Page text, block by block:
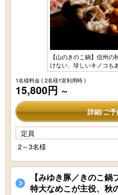
【山のきのこ鍋】信州
けない、珍しいキノコも
1名様料金( 2名様1室利用時 )
15,800円 ～
詳細/ご
定員
2～3名様
【みゆき豚／きのこ
特大なめこが主役、秋